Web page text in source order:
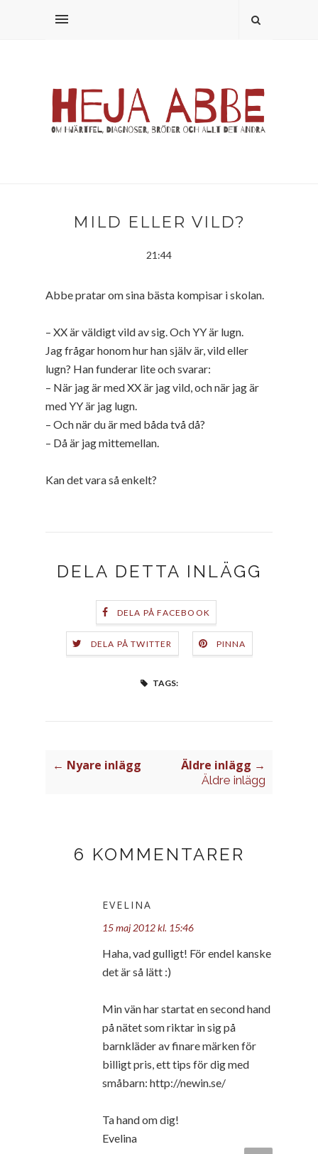
MILD ELLER VILD?
21:44
Abbe pratar om sina bästa kompisar i skolan.
– XX är väldigt vild av sig. Och YY är lugn.
Jag frågar honom hur han själv är, vild eller
lugn? Han funderar lite och svarar:
– När jag är med XX är jag vild, och när jag är
med YY är jag lugn.
– Och när du är med båda två då?
– Då är jag mittemellan.
Kan det vara så enkelt?
DELA DETTA INLÄGG
DELA PÅ FACEBOOK
DELA PÅ TWITTER PINNA
TAGS:
← Nyare inlägg Äldre inlägg →
Äldre inlägg
6 KOMMENTARER
EVELINA
15 maj 2012 kl. 15:46
Haha, vad gulligt! För endel kanske
det är så lätt :)
Min vän har startat en second hand
på nätet som riktar in sig på
barnkläder av finare märken för
billigt pris, ett tips för dig med
småbarn: http://newin.se/
Ta hand om dig!
Evelina